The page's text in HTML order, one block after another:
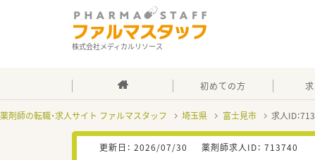
株式会社メディカルリソース
初めての方
薬剤師の転職・求人サイト ファルマスタッフ 埼玉県 富士見市 求人ID：
更新日： 2026/07/30 薬剤師求人ID： 713740